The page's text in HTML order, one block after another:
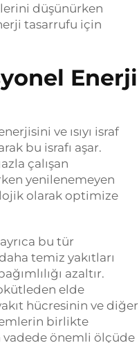
düşünürken
tasarrufu için
Enerji
ve ısıyı israf
bu israfı aşar.
çalışan
yenilenemeyen
olarak optimize
bu tür
temiz yakıtları
azaltır.
elde
hücresinin ve diğer
birlikte
vadede önemli ölçüde